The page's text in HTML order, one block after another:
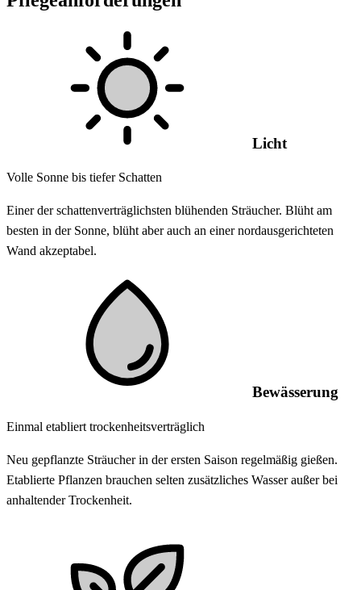
Licht
Volle Sonne bis tiefer Schatten
Einer der schattenverträglichsten blühenden Sträucher. Blüht am
besten in der Sonne, blüht aber auch an einer nordausgerichteten
Wand akzeptabel.
Bewässerung
Einmal etabliert trockenheitsverträglich
Neu gepflanzte Sträucher in der ersten Saison regelmäßig gießen.
Etablierte Pflanzen brauchen selten zusätzliches Wasser außer bei
anhaltender Trockenheit.